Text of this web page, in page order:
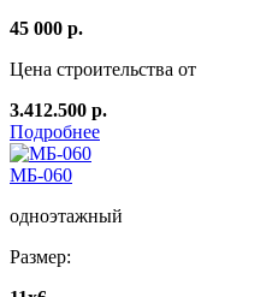
45 000 р.
Цена строительства от
3.412.500 р.
Подробнее
МБ-060
одноэтажный
Размер: